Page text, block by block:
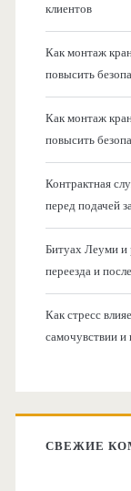
клиентов
Как монтаж
повысить
Как монтаж
повысить
Контрактная
перед подачей
Битуах Леуми и
переезда и
Как стресс
самочувствии
СВЕЖИЕ